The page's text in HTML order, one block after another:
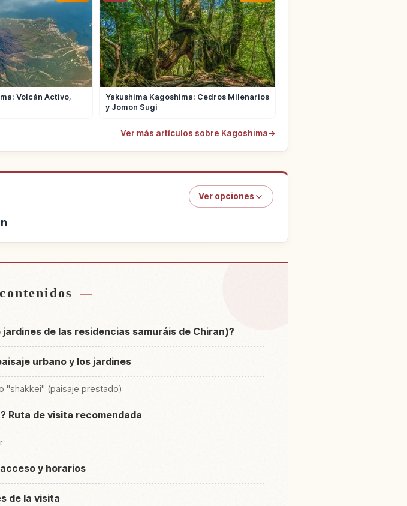
Volcán Activo,
Yakushima Kagoshima: Cedros Milenarios
y Jomon Sugi
Ver más artículos sobre Kagoshima→
Ver opciones
de las residencias samuráis de Chiran)?
urbano y los jardines
"shakkei" (paisaje prestado)
Ruta de visita recomendada
y horarios
de la visita